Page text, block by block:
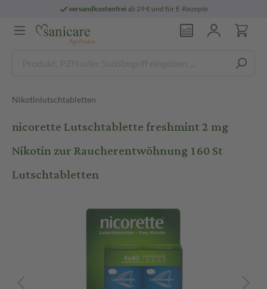
versandkostenfreiab 29 € und für E-Rezepte
Nikotinlutschtabletten
nicorette Lutschtablette freshmint 2 mg
Nikotin zur Raucherentwöhnung 160 St
Lutschtabletten